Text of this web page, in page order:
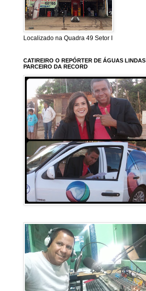
Localizado na Quadra 49 Setor I
CATIREIRO O REPÓRTER DE ÁGUAS LINDAS
PARCEIRO DA RECORD